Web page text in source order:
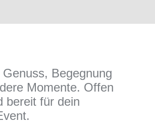
Begegnung
Momente. Offen
bereit für dein